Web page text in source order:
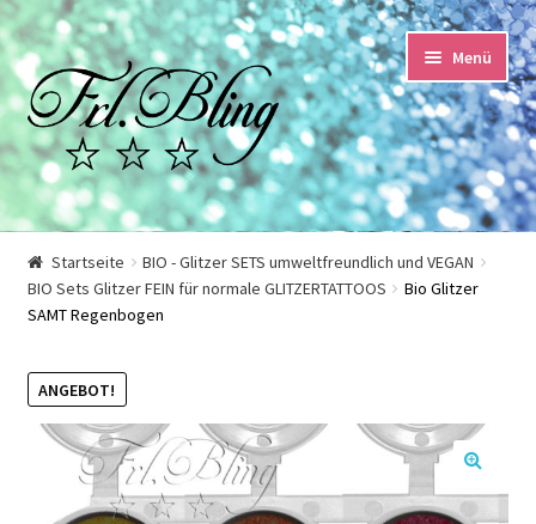
Zur
Navigation
springen
Springe
zum
Inhalt
Menü
Start
AGB und Kundeninformationen
Echtheit von Bewertungen
Impressum
Startseite
BIO - Glitzer SETS umweltfreundlich und VEGAN
BIO Sets Glitzer FEIN für normale GLITZERTATTOOS
Bio Glitzer
SAMT Regenbogen
ANGEBOT!